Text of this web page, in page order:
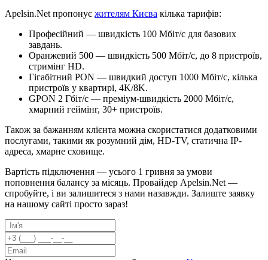
Apelsin.Net пропонує жителям Києва кілька тарифів:
Професійний — швидкість 100 Мбіт/с для базових
завдань.
Оранжевий 500 — швидкість 500 Мбіт/с, до 8 пристроїв,
стримінг HD.
Гігабітний PON — швидкий доступ 1000 Мбіт/с, кілька
пристроїв у квартирі, 4K/8K.
GPON 2 Гбіт/с — преміум-швидкість 2000 Мбіт/с,
хмарний геймінг, 30+ пристроїв.
Також за бажанням клієнта можна скористатися додатковими
послугами, такими як розумний дім, HD-TV, статична IP-
адреса, хмарне сховище.
Вартість підключення — усього 1 гривня за умови
поповнення балансу за місяць. Провайдер Apelsin.Net —
спробуйте, і ви залишитеся з нами назавжди. Залиште заявку
на нашому сайті просто зараз!